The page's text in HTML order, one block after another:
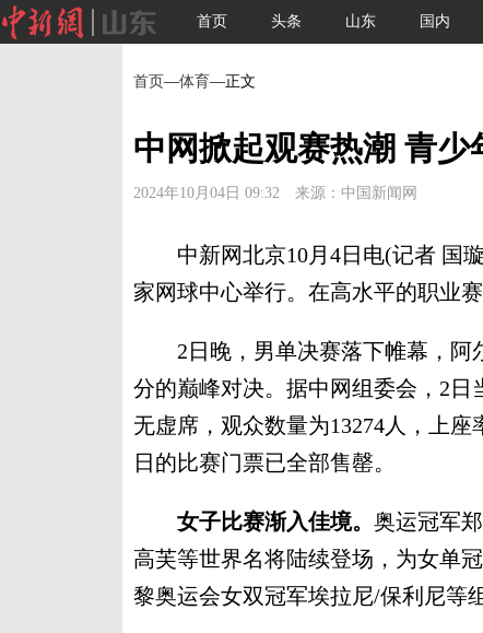
首页 头条 山东 国内
首页—体育—正文
中网掀起观赛热潮 青少
2024年10月04日 09:32 来源：中国新闻网
中新网北京10月4日电(记者 国璇
家网球中心举行。在高水平的职业
2日晚，男单决赛落下帷幕，阿
分的巅峰对决。据中网组委会，2
无虚席，观众数量为13274人，上
日的比赛门票已全部售罄。
女子比赛渐入佳境。 奥运冠军
高芙等世界名将陆续登场，为女单
黎奥运会女双冠军埃拉尼/保利尼等